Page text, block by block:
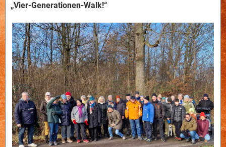
„Vier-Generationen-Walk!“